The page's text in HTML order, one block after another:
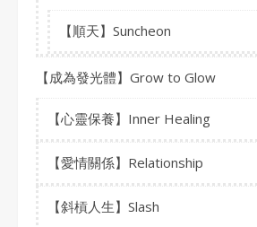
【順天】Suncheon
【成為發光體】Grow to Glow
【心靈保養】Inner Healing
【愛情關係】Relationship
【斜槓人生】Slash